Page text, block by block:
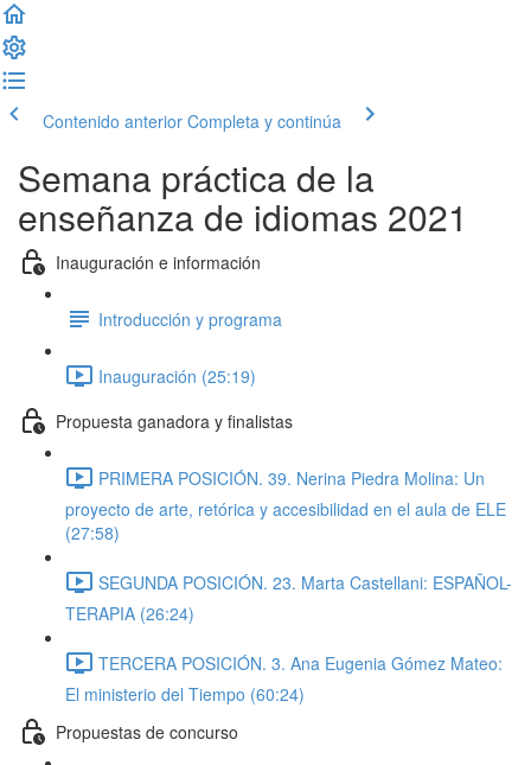
Contenido anterior Completa y continúa
Semana práctica de la
enseñanza de idiomas 2021
Inauguración e información
Introducción y programa
Inauguración (25:19)
Propuesta ganadora y finalistas
PRIMERA POSICIÓN. 39. Nerina Piedra Molina: Un
proyecto de arte, retórica y accesibilidad en el aula de ELE
(27:58)
SEGUNDA POSICIÓN. 23. Marta Castellani: ESPAÑOL-
TERAPIA (26:24)
TERCERA POSICIÓN. 3. Ana Eugenia Gómez Mateo:
El ministerio del Tiempo (60:24)
Propuestas de concurso